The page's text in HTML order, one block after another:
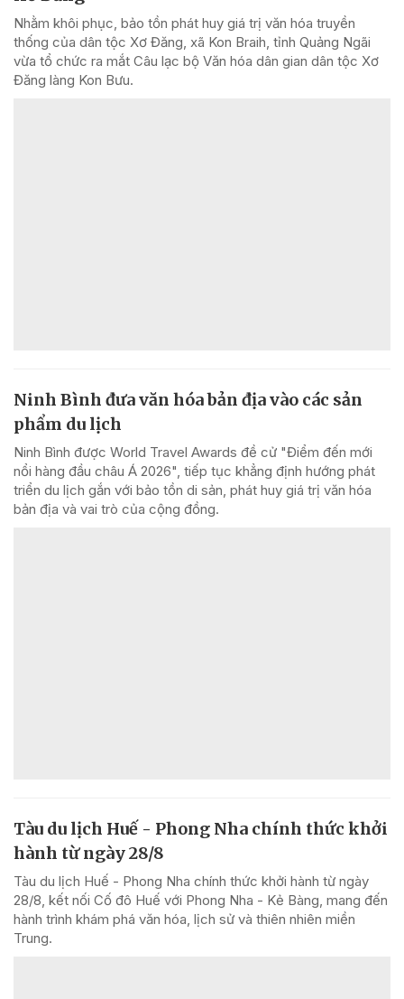
Nhằm khôi phục, bảo tồn phát huy giá trị văn hóa truyền
thống của dân tộc Xơ Đăng, xã Kon Braih, tỉnh Quảng Ngãi
vừa tổ chức ra mắt Câu lạc bộ Văn hóa dân gian dân tộc Xơ
Đăng làng Kon Bưu.
Ninh Bình đưa văn hóa bản địa vào các sản
phẩm du lịch
Ninh Bình được World Travel Awards đề cử "Điểm đến mới
nổi hàng đầu châu Á 2026", tiếp tục khẳng định hướng phát
triển du lịch gắn với bảo tồn di sản, phát huy giá trị văn hóa
bản địa và vai trò của cộng đồng.
Tàu du lịch Huế - Phong Nha chính thức khởi
hành từ ngày 28/8
Tàu du lịch Huế - Phong Nha chính thức khởi hành từ ngày
28/8, kết nối Cố đô Huế với Phong Nha - Kẻ Bàng, mang đến
hành trình khám phá văn hóa, lịch sử và thiên nhiên miền
Trung.